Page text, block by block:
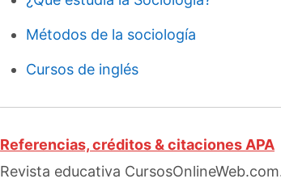
Métodos de la sociología
Cursos de inglés
Referencias, créditos & citaciones APA
Revista educativa